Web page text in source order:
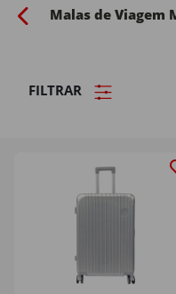
Malas de Viagem
FILTRAR